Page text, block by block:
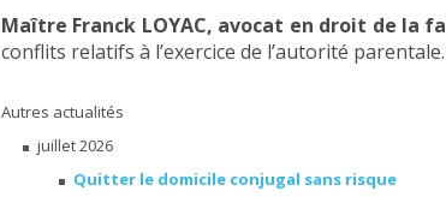
Maître Franck LOYAC, avocat en droit de la
conflits relatifs à l’exercice de l’autorité parentale.
Autres actualités
juillet 2026
Quitter le domicile conjugal sans risque